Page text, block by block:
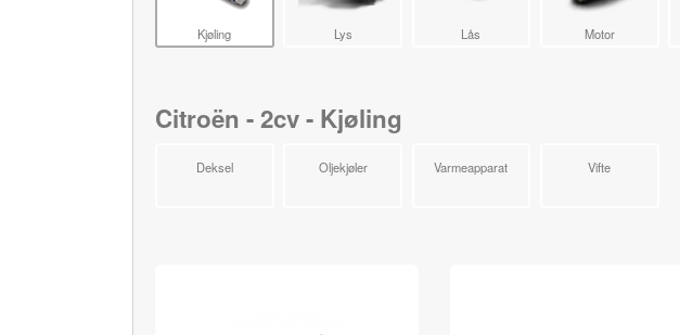
Kjøling Lys Lås Motor
Citroën - 2cv - Kjøling
Deksel Oljekjøler Varmeapparat Vifte